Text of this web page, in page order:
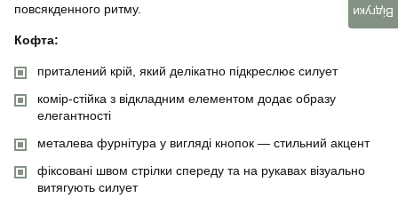
повсякденного ритму.
Кофта:
приталений крій, який делікатно підкреслює силует
комір-стійка з відкладним елементом додає образу
елегантності
металева фурнітура у вигляді кнопок — стильний акцент
фіксовані швом стрілки спереду та на рукавах візуально
витягують силует
Відгуки